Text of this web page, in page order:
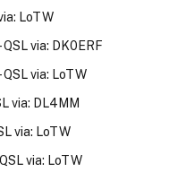
LoTW
via: DK0ERF
via: LoTW
via: DL4MM
via: LoTW
via: LoTW